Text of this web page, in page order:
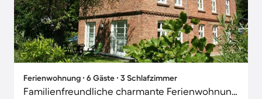
Ferienwohnung ∙ 6 Gäste ∙ 3 Schlafzimmer
Familienfreundliche charmante Ferienwohnung mit Grill und Garten | Haustiere erlaubt